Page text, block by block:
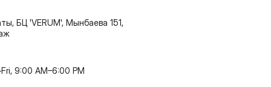
БЦ 'VERUM', Мынбаева 151,
9:00 AM–6:00 PM